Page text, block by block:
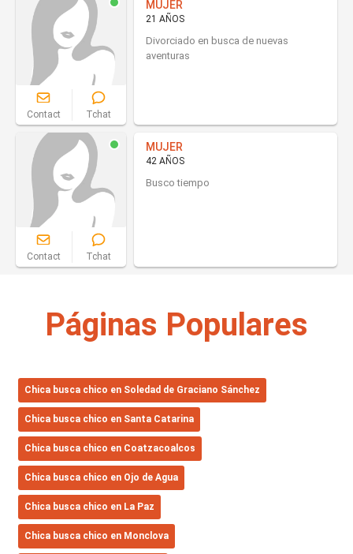
Contact Tchat
MUJER
21 AÑOS
Divorciado en busca de nuevas
aventuras
Contact Tchat
MUJER
42 AÑOS
Busco tiempo
Páginas Populares
Сhica busca chico en Soledad de Graciano Sánchez
Сhica busca chico en Santa Catarina
Сhica busca chico en Coatzacoalcos
Сhica busca chico en Ojo de Agua
Сhica busca chico en La Paz
Сhica busca chico en Monclova